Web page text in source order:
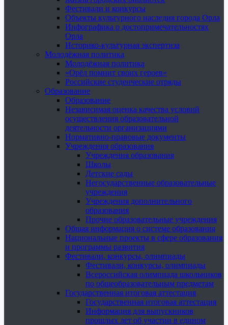
Фестивали и конкурсы
Объекты культурного наследия города Орла
Инфографика о достопримечательностях
Орла
Историко-культурная экспертиза
Молодёжная политика
Молодёжная политика
«Орёл помнит своих героев»
Российские студенческие отряды
Образование
Образование
Независимая оценка качества условий
осуществления образовательной
деятельности организациями
Нормативно-правовые документы
Учреждения образования
Учреждения образования
Школы
Детские сады
Негосударственные образовательные
учреждения
Учреждения дополнительного
образования
Прочие образовательные учреждения
Общая информация о системе образования
Национальные проекты в сфере образования
и программы развития
Фестивали, конкурсы, олимпиады
Фестивали, конкурсы, олимпиады
Всероссийская олимпиада школьников
по общеобразовательным предметам
Государственная итоговая аттестация
Государственная итоговая аттестация
Информация для выпускников
прошлых лет об участии в едином